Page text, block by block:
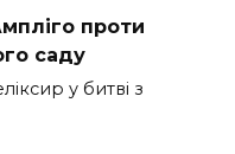
проти
саду
у битві з